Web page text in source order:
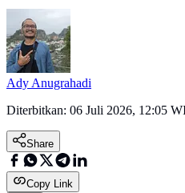
Ady Anugrahadi
Diterbitkan: 06 Juli 2026, 12:05
Share
Copy Link